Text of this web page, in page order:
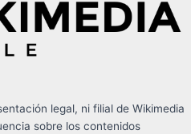
legal, ni filial de Wikimedia
sobre los contenidos